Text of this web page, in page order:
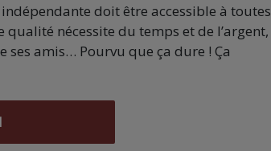
doit être accessible à toutes
nécessite du temps et de l’argent,
amis… Pourvu que ça dure ! Ça